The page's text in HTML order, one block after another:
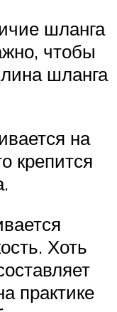
шланга
чтобы
шланга
на
крепится
Хоть
практике